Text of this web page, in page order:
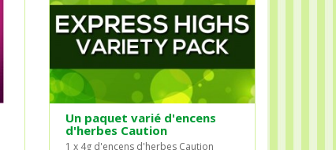
Un paquet varié d'encens
d'herbes Caution
1 x 4g d'encens d'herbes Caution